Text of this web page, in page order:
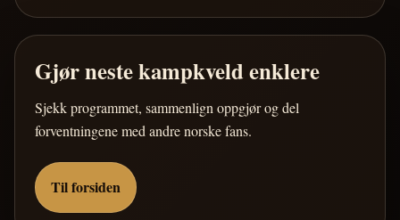
Gjør neste kampkveld enklere
Sjekk programmet, sammenlign oppgjør og del
forventningene med andre norske fans.
Til forsiden